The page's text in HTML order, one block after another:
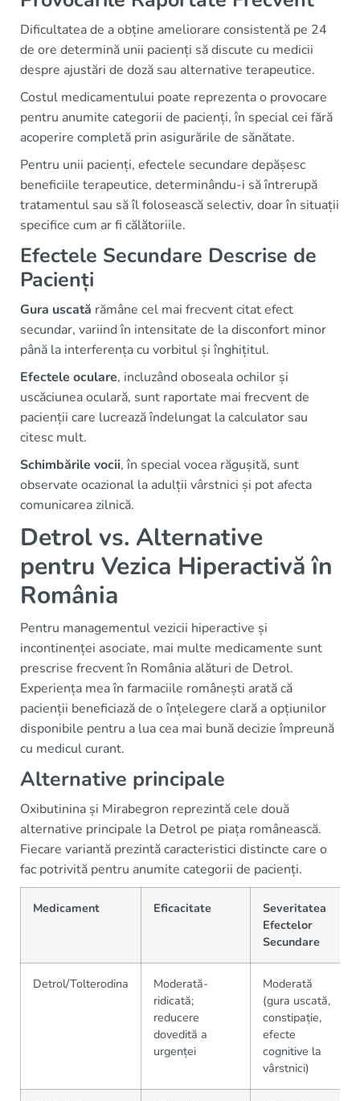
Dificultatea de a obține ameliorare consistentă pe 24
de ore determină unii pacienți să discute cu medicii
despre ajustări de doză sau alternative terapeutice.
Costul medicamentului poate reprezenta o provocare
pentru anumite categorii de pacienți, în special cei fără
acoperire completă prin asigurările de sănătate.
Pentru unii pacienți, efectele secundare depășesc
beneficiile terapeutice, determinându-i să întrerupă
tratamentul sau să îl folosească selectiv, doar în situații
specifice cum ar fi călătoriile.
Efectele Secundare Descrise de
Pacienți
Gura uscată rămâne cel mai frecvent citat efect
secundar, variind în intensitate de la disconfort minor
până la interferența cu vorbitul și înghițitul.
Efectele oculare, incluzând oboseala ochilor și
uscăciunea oculară, sunt raportate mai frecvent de
pacienții care lucrează îndelungat la calculator sau
citesc mult.
Schimbările vocii, în special vocea răgușită, sunt
observate ocazional la adulții vârstnici și pot afecta
comunicarea zilnică.
Detrol vs. Alternative
pentru Vezica Hiperactivă în
România
Pentru managementul vezicii hiperactive și
incontinenței asociate, mai multe medicamente sunt
prescrise frecvent în România alături de Detrol.
Experiența mea în farmaciile românești arată că
pacienții beneficiază de o înțelegere clară a opțiunilor
disponibile pentru a lua cea mai bună decizie împreună
cu medicul curant.
Alternative principale
Oxibutinina și Mirabegron reprezintă cele două
alternative principale la Detrol pe piața românească.
Fiecare variantă prezintă caracteristici distincte care o
fac potrivită pentru anumite categorii de pacienți.
Medicament Eficacitate
Severitatea
Efectelor
Secundare
Detrol/Tolterodina
Moderată-
ridicată;
reducere
dovedită a
urgenței
Moderată
(gura uscată,
constipație,
efecte
cognitive la
vârstnici)